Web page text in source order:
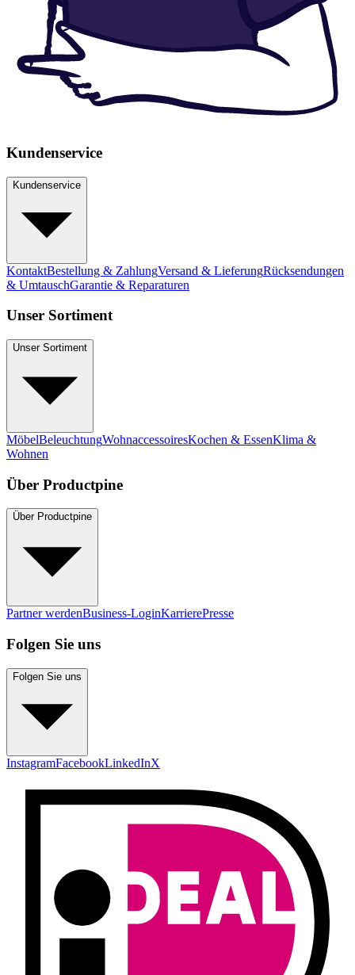
Kundenservice
Kundenservice
KontaktBestellung & ZahlungVersand & LieferungRücksendungen
& UmtauschGarantie & Reparaturen
Unser Sortiment
Unser Sortiment
MöbelBeleuchtungWohnaccessoiresKochen & EssenKlima &
Wohnen
Über Productpine
Über Productpine
Partner werdenBusiness-LoginKarrierePresse
Folgen Sie uns
Folgen Sie uns
InstagramFacebookLinkedInX